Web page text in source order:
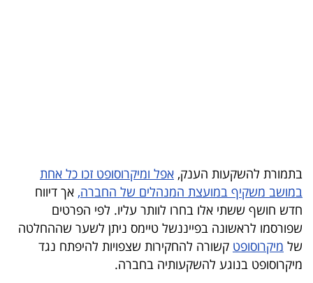
פודקאסט
40
UNDER
40
בתמורת להשקעות הענק, אפל ומיקרוסופט זכו כל אחת
במושב משקיף במועצת המנהלים של החברה, אך דיווח
חדש חושף ששתי אלו בחרו לוותר עליו. לפי הפרטים
שפורסמו לראשונה בפייננשל טיימס ניתן לשער שההחלטה
של מיקרוסופט קשורה להחקירות שצפויות להיפתח נגד
מיקרוסופט בנוגע להשקעותיה בחברה.